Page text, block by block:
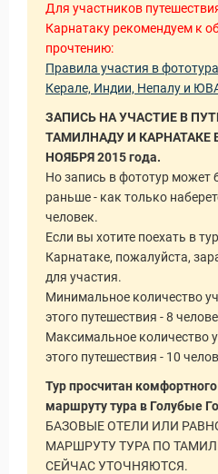
Для участников
Карнатаку рекомендуем к
прочтению:
Правила участия в
Керале, Индии, Непалу и
ЗАПИСЬ НА УЧАСТИЕ В
ТАМИЛНАДУ И
НОЯБРЯ 2015 года.
Но запись в фототур может
раньше - как только
человек.
Если вы хотите поехать в
Карнатаке, пожалуйста,
для участия.
Минимальное количество
этого путешествия - 8
Максимальное количество
этого путешествия - 10
Тур просчитан
маршруту тура в Голубые
БАЗОВЫЕ ОТЕЛИ ИЛИ
МАРШРУТУ ТУРА ПО
СЕЙЧАС УТОЧНЯЮТСЯ.